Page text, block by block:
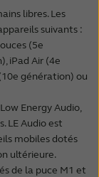
libres. Les
suivants :
(5e
iPad Air (4e
génération) ou
Energy Audio,
LE Audio est
mobiles dotés
ultérieure.
de la puce M1 et